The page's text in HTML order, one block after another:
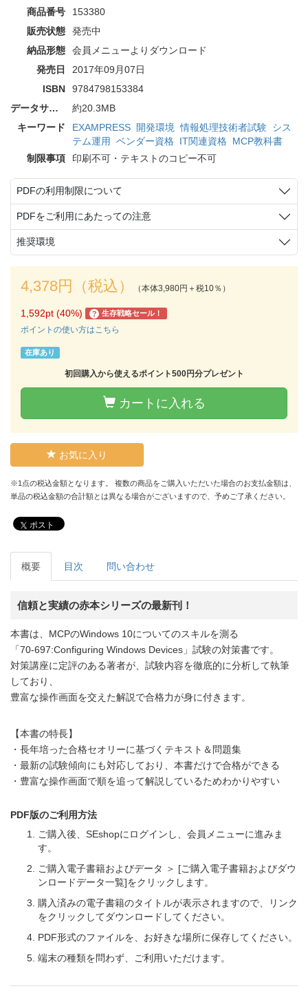
商品番号
153380
販売状態
発売中
納品形態
会員メニューよりダウンロード
発売日
2017年09月07日
ISBN
9784798153384
データサイズ
約20.3MB
キーワード
EXAMPRESS 開発環境 情報処理技術者試験 シス
テム運用
ベンダー資格 IT関連資格 MCP教科書
制限事項
印刷不可・テキストのコピー不可
PDFの利用制限について
PDFをご利用にあたっての注意
推奨環境
4,378円（税込） （本体3,980円＋税10％）
1,592pt (40%) ? 生存戦略セール！
ポイントの使い方はこちら
在庫あり
初回購入から使えるポイント500円分プレゼント
カートに入れる
お気に入り
※1点の税込金額となります。 複数の商品をご購入いただいた場合のお支払金額は、
単品の税込金額の合計額とは異なる場合がございますので、予めご了承ください。
ポスト
概要 目次 問い合わせ
信頼と実績の赤本シリーズの最新刊！
本書は、MCPのWindows 10についてのスキルを測る
「70-697:Configuring Windows Devices」試験の対策書です。
対策講座に定評のある著者が、試験内容を徹底的に分析して執筆
しており、
豊富な操作画面を交えた解説で合格力が身に付きます。
【本書の特長】
・長年培った合格セオリーに基づくテキスト＆問題集
・最新の試験傾向にも対応しており、本書だけで合格ができる
・豊富な操作画面で順を追って解説しているためわかりやすい
PDF版のご利用方法
ご購入後、SEshopにログインし、会員メニューに進みま
す。
ご購入電子書籍およびデータ ＞ [ご購入電子書籍およびダウ
ンロードデータ一覧]をクリックします。
購入済みの電子書籍のタイトルが表示されますので、リンク
をクリックしてダウンロードしてください。
PDF形式のファイルを、お好きな場所に保存してください。
端末の種類を問わず、ご利用いただけます。